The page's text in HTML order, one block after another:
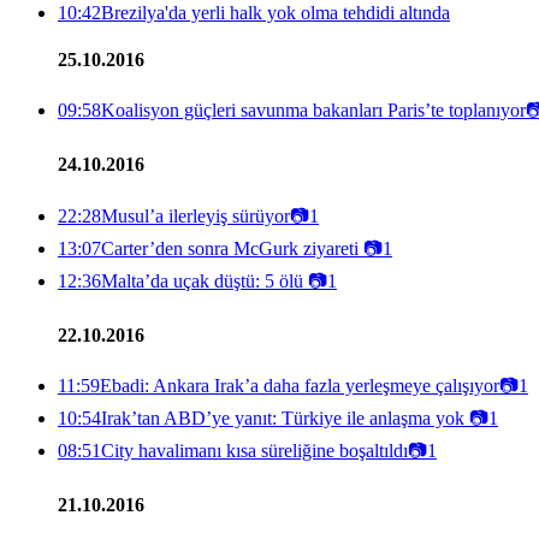
10:42Brezilya'da yerli halk yok olma tehdidi altında
25.10.2016
09:58Koalisyon güçleri savunma bakanları Paris’te toplanıyor
24.10.2016
22:28Musul’a ilerleyiş sürüyor📷1
13:07Carter’den sonra McGurk ziyareti 📷1
12:36Malta’da uçak düştü: 5 ölü 📷1
22.10.2016
11:59Ebadi: Ankara Irak’a daha fazla yerleşmeye çalışıyor📷1
10:54Irak’tan ABD’ye yanıt: Türkiye ile anlaşma yok 📷1
08:51City havalimanı kısa süreliğine boşaltıldı📷1
21.10.2016